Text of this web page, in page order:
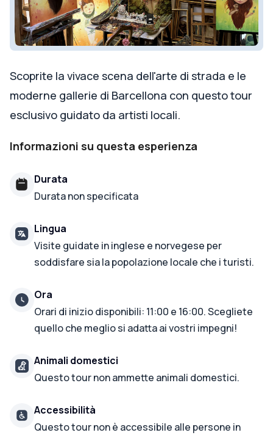
Scoprite la vivace scena dell'arte di strada e le
moderne gallerie di Barcellona con questo tour
esclusivo guidato da artisti locali.
Informazioni su questa esperienza
Durata
Durata non specificata
Lingua
Visite guidate in inglese e norvegese per
soddisfare sia la popolazione locale che i turisti.
Ora
Orari di inizio disponibili: 11:00 e 16:00. Scegliete
quello che meglio si adatta ai vostri impegni!
Animali domestici
Questo tour non ammette animali domestici.
Accessibilità
Questo tour non è accessibile alle persone in